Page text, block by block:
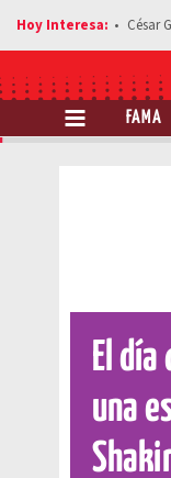
César
FAMA
El día
una